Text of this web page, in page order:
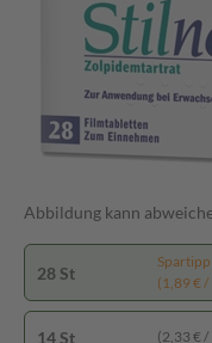
Abbildung kann
28 St
Spartipp
(1,89 € /
14 St (2,33 € /